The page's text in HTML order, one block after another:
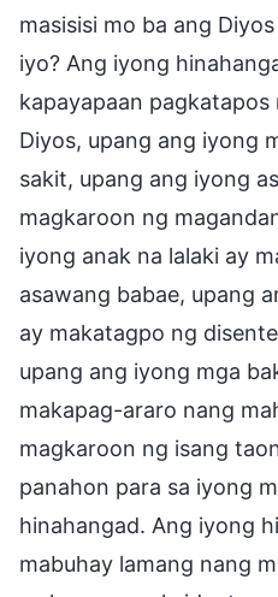
masisisi mo ba ang
iyo? Ang iyong
kapayapaan pagkatapos
Diyos, upang ang iyong
sakit, upang ang iyong
magkaroon ng
iyong anak na lalaki ay
asawang babae, upang
ay makatagpo ng
upang ang iyong mga
makapag-araro nang
magkaroon ng isang
panahon para sa iyong
hinahangad. Ang iyong
mabuhay lamang nang